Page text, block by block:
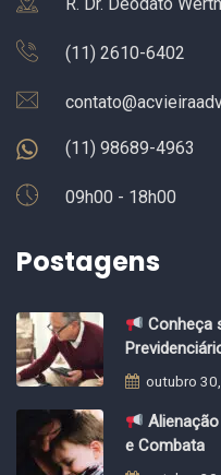
(11) 2610-6402
(11) 98689-4963
09h00 - 18h00
Postagens
Conheça
outubro
e Combata